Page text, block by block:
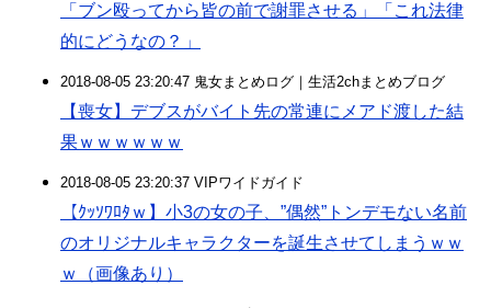
「ブン殴ってから皆の前で謝罪させる」「これ法律
的にどうなの？」
2018-08-05 23:20:47 鬼女まとめログ｜生活2chまとめブログ
【喪女】デブスがバイト先の常連にメアド渡した結
果ｗｗｗｗｗｗ
2018-08-05 23:20:37 VIPワイドガイド
【ｸｯｿﾜﾛﾀｗ】小3の女の子、”偶然”トンデモない名前
のオリジナルキャラクターを誕生させてしまうｗｗ
ｗ（画像あり）